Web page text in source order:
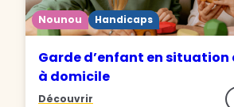
Nounou Handicaps
Garde d’enfant en
à domicile
Découvrir